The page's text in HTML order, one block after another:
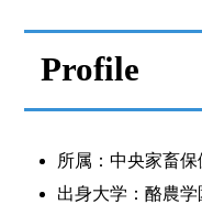
Profile
所属：中央家畜
出身大学：酪農学